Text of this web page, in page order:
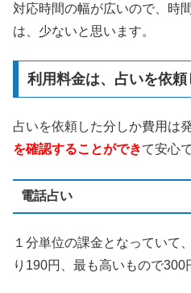
対応時間の幅が広いので、時
は、少ないと思います。
利用料金は、占いを依
占いを依頼した分しか費用は
を確認することができて安心
電話占い
１分単位の課金となっていて
り190円、最も高いもので300